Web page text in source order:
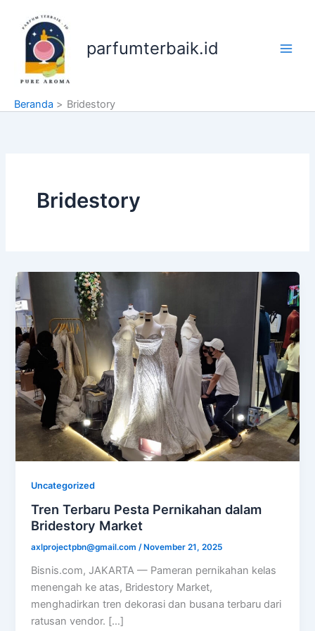
konten
parfumterbaik.id
Beranda Bridestory
Bridestory
Uncategorized
Tren Terbaru Pesta Pernikahan dalam
Bridestory Market
axlprojectpbn@gmail.com/ November 21, 2025
Bisnis.com, JAKARTA — Pameran pernikahan kelas
menengah ke atas, Bridestory Market,
menghadirkan tren dekorasi dan busana terbaru dari
ratusan vendor. […]